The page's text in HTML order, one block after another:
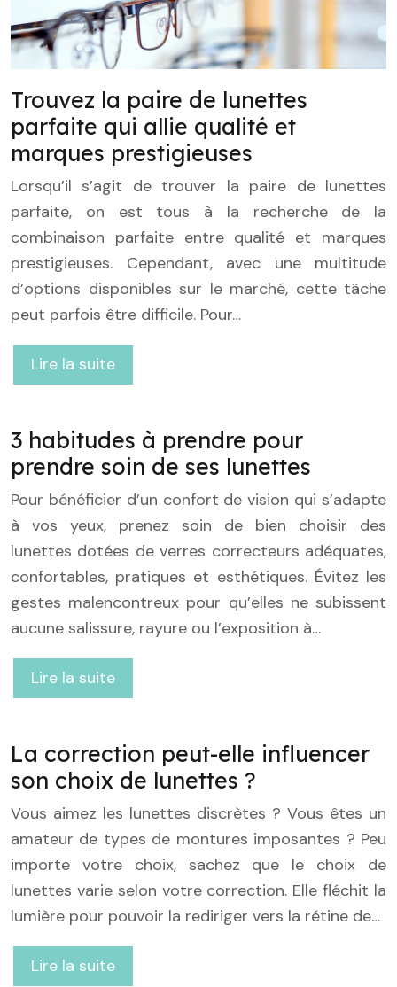
Trouvez la paire de lunettes
parfaite qui allie qualité et
marques prestigieuses
Lorsqu’il s’agit de trouver la paire de lunettes
parfaite, on est tous à la recherche de la
combinaison parfaite entre qualité et marques
prestigieuses. Cependant, avec une multitude
d’options disponibles sur le marché, cette tâche
peut parfois être difficile. Pour…
Lire la suite
3 habitudes à prendre pour
prendre soin de ses lunettes
Pour bénéficier d’un confort de vision qui s’adapte
à vos yeux, prenez soin de bien choisir des
lunettes dotées de verres correcteurs adéquates,
confortables, pratiques et esthétiques. Évitez les
gestes malencontreux pour qu’elles ne subissent
aucune salissure, rayure ou l’exposition à…
Lire la suite
La correction peut-elle influencer
son choix de lunettes ?
Vous aimez les lunettes discrètes ? Vous êtes un
amateur de types de montures imposantes ? Peu
importe votre choix, sachez que le choix de
lunettes varie selon votre correction. Elle fléchit la
lumière pour pouvoir la rediriger vers la rétine de…
Lire la suite